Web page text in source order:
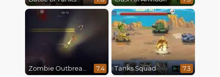
Zombie Outbreak Arena 7.4 Tanks Squad 7.3